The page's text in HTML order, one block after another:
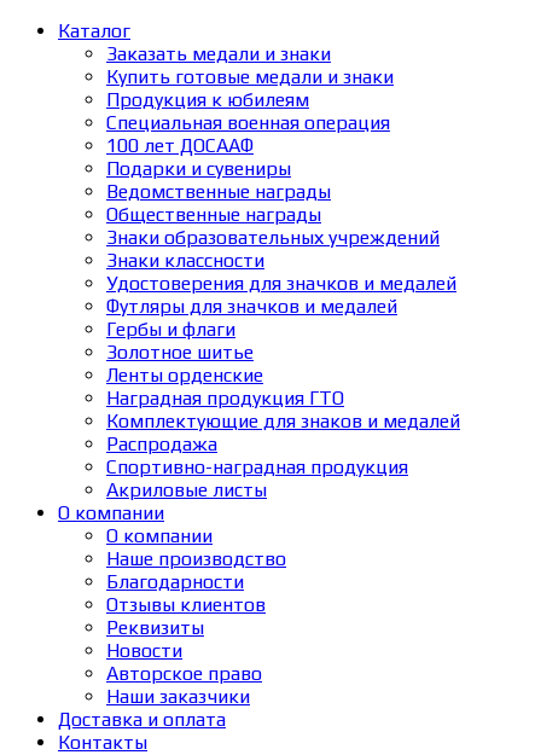
Каталог
Заказать медали и знаки
Купить готовые медали и знаки
Продукция к юбилеям
Специальная военная операция
100 лет ДОСААФ
Подарки и сувениры
Ведомственные награды
Общественные награды
Знаки образовательных учреждений
Знаки классности
Удостоверения для значков и медалей
Футляры для значков и медалей
Гербы и флаги
Золотное шитье
Ленты орденские
Наградная продукция ГТО
Комплектующие для знаков и медалей
Распродажа
Спортивно-наградная продукция
Акриловые листы
О компании
О компании
Наше производство
Благодарности
Отзывы клиентов
Реквизиты
Новости
Авторское право
Наши заказчики
Доставка и оплата
Контакты